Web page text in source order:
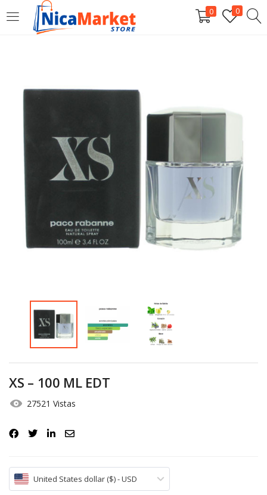
0 0
INICIAR SESIÓN
sesión.
Por favor, introduce una respuesta en dígitos:
4 × uno =
Recordarme
Olvidó la contraseña?
XS – 100 ML EDT
27521 Vistas
United States dollar ($) - USD